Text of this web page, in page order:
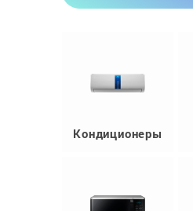
Кондиционеры